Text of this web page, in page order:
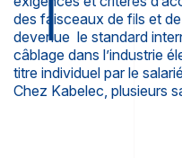
des faisceaux de fils et
devenue le standard
câblage dans l’industrie
titre individuel par le
Chez Kabelec, plusieurs